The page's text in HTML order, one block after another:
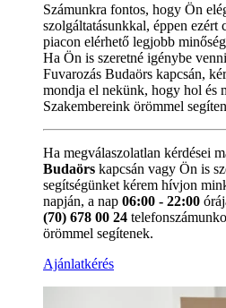
Számunkra fontos, hogy Ön
szolgáltatásunkkal, éppen ezért
piacon elérhető legjobb
Ha Ön is szeretné igénybe
Fuvarozás Budaörs kapcsán,
mondja el nekünk, hogy hol és
Szakembereink örömmel
Ha megválaszolatlan kérdései
Budaörs kapcsán vagy Ön is
segítségünket kérem hívjon
napján, a nap 06:00 - 22:00
(70) 678 00 24
örömmel segítenek.
Ajánlatkérés